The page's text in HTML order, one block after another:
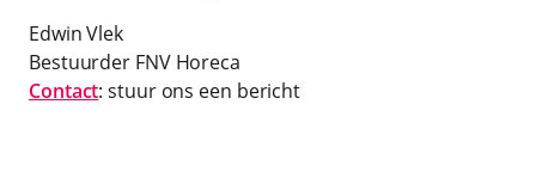
Edwin Vlek
Bestuurder FNV Horeca
Contact: stuur ons een bericht